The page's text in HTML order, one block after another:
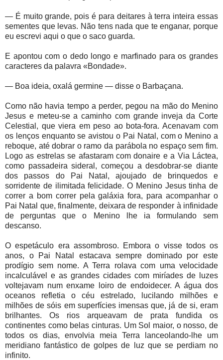
— É muito grande, pois é para deitares à terra inteira essas
sementes que levas. Não tens nada que te enganar, porque
eu escrevi aqui o que o saco guarda.
E apontou com o dedo longo e marfinado para os grandes
caracteres da palavra «Bondade».
— Boa ideia, oxalá germine — disse o Barbaçana.
Como não havia tempo a perder, pegou na mão do Menino
Jesus e meteu-se a caminho com grande inveja da Corte
Celestial, que viera em peso ao bota-fora. Acenavam com
os lenços enquanto se avistou o Pai Natal, com o Menino a
reboque, até dobrar o ramo da parábola no espaço sem fim.
Logo as estrelas se afastaram com donaire e a Via Láctea,
como passadeira sideral, começou a desdobrar-se diante
dos passos do Pai Natal, ajoujado de brinquedos e
sorridente de ilimitada felicidade. O Menino Jesus tinha de
correr a bom correr pela galáxia fora, para acompanhar o
Pai Natal que, finalmente, deixara de responder à infinidade
de perguntas que o Menino lhe ia formulando sem
descanso.
O espetáculo era assombroso. Embora o visse todos os
anos, o Pai Natal estacava sempre dominado por este
prodígio sem nome. A Terra rolava com uma velocidade
incalculável e as grandes cidades com miríades de luzes
voltejavam num enxame loiro de endoidecer. A água dos
oceanos refletia o céu estrelado, lucilando milhões e
milhões de sóis em superfícies imensas que, já de si, eram
brilhantes. Os rios arqueavam de prata fundida os
continentes como belas cinturas. Um Sol maior, o nosso, de
todos os dias, envolvia meia Terra lanceolando-lhe um
meridiano fantástico de golpes de luz que se perdiam no
infinito.